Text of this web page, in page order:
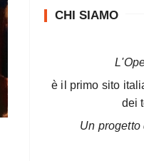
CHI SIAMO
è il primo sito
dei
Un progetto